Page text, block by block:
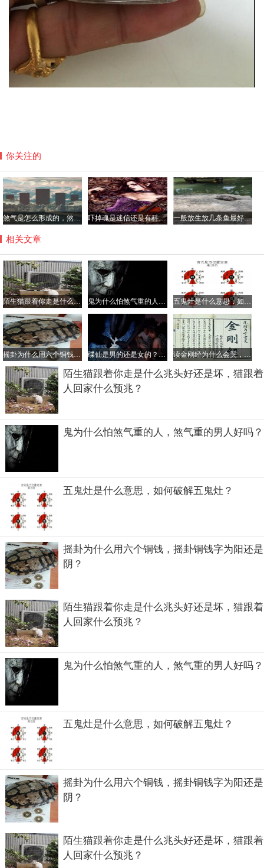
你关注的
煞气是怎么形成的，煞气重的人克身边的人真假？ 吓掉魂是迷信还是有科学依据，吓掉魂的症状有哪些？ 一般放生放几条鱼最好，经常放生的人身上有光真的吗？
相关文章
陌生猫跟着你走是什么兆头好还是坏，猫跟着人回家什么预兆？ 鬼为什么怕煞气重的人，煞气重的男人好吗？ 五鬼灶是什么意思，如何破解五鬼灶？
摇卦为什么用六个铜钱，摇卦铜钱字为阳还是阴？ 碟仙是男的还是女的？碟仙是不是真的存在 读金刚经为什么会哭，读金刚经会倒霉真的假的？
陌生猫跟着你走是什么兆头好还是坏，猫跟着
人回家什么预兆？
鬼为什么怕煞气重的人，煞气重的男人好吗？
五鬼灶是什么意思，如何破解五鬼灶？
摇卦为什么用六个铜钱，摇卦铜钱字为阳还是
阴？
陌生猫跟着你走是什么兆头好还是坏，猫跟着
人回家什么预兆？
鬼为什么怕煞气重的人，煞气重的男人好吗？
五鬼灶是什么意思，如何破解五鬼灶？
摇卦为什么用六个铜钱，摇卦铜钱字为阳还是
阴？
陌生猫跟着你走是什么兆头好还是坏，猫跟着
人回家什么预兆？